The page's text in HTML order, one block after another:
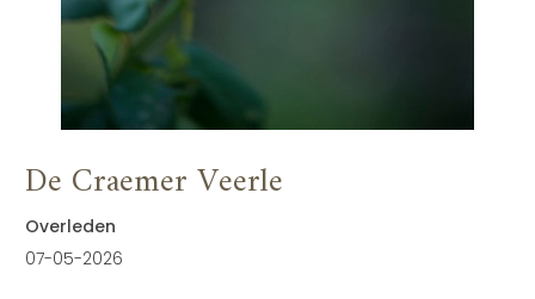
De Craemer Veerle
Overleden
07-05-2026